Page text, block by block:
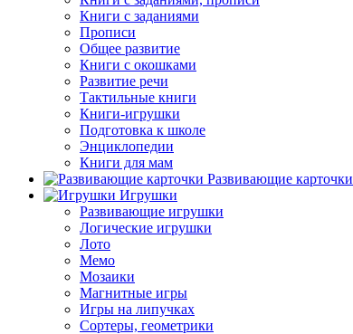
Книги с заданиями
Прописи
Общее развитие
Книги с окошками
Развитие речи
Тактильные книги
Книги-игрушки
Подготовка к школе
Энциклопедии
Книги для мам
Развивающие карточки
Игрушки
Развивающие игрушки
Логические игрушки
Лото
Мемо
Мозаики
Магнитные игры
Игры на липучках
Сортеры, геометрики